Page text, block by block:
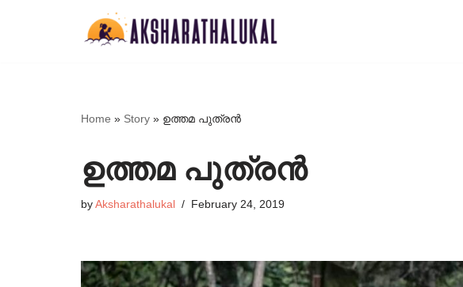
Home » Story » ഉത്തമ പുത്രൻ
ഉത്തമ പുത്രൻ
byAksharathalukal February 24, 2019